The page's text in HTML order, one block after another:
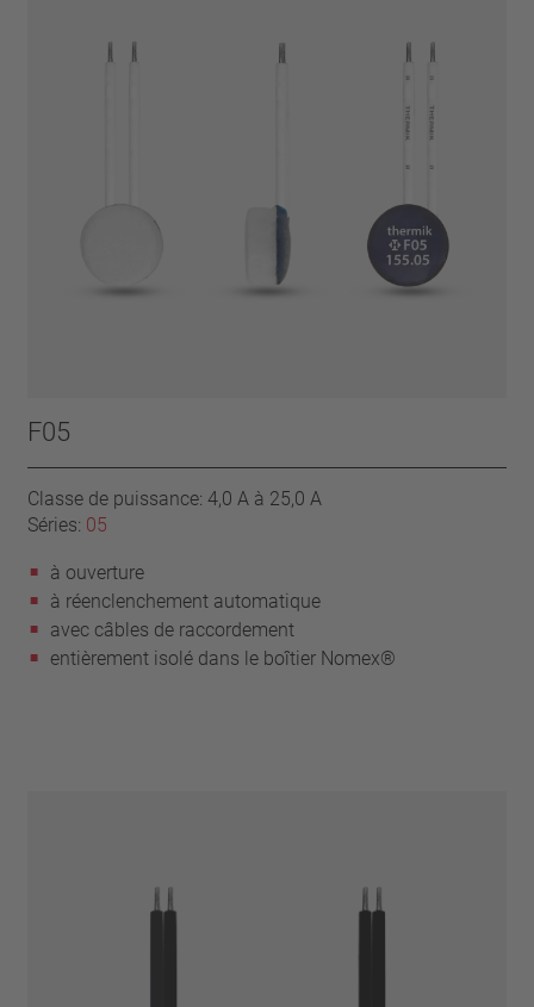
F05
Classe de puissance: 4,0 A à 25,0 A
Séries: 05
à ouverture
à réenclenchement automatique
avec câbles de raccordement
entièrement isolé dans le boîtier Nomex®